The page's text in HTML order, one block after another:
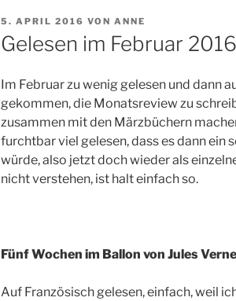
VERÖFFENTLICHT
AM
5. APRIL 2016 VON ANNE
Gelesen im Februar 2016
Im Februar zu wenig gelesen und dann
gekommen, die Monatsreview zu
zusammen mit den Märzbüchern
furchtbar viel gelesen, dass es dann ein
würde, also jetzt doch wieder als
nicht verstehen, ist halt einfach so.
Fünf Wochen im Ballon von Jules Verne
Auf Französisch gelesen, einfach, weil